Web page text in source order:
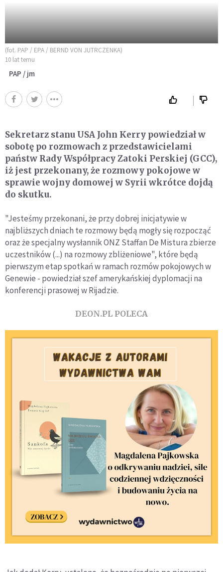
(fot. PAP / EPA / BERND VON JUTRCZENKA)
10 lat temu
PAP / jm
Sekretarz stanu USA John Kerry powiedział w
sobotę po rozmowach z przedstawicielami
państw Rady Współpracy Zatoki Perskiej (GCC),
iż jest przekonany, że rozmowy pokojowe w
sprawie wojny domowej w Syrii wkrótce dojdą
do skutku.
"Jesteśmy przekonani, że przy dobrej inicjatywie w
najbliższych dniach te rozmowy będą mogły się rozpocząć
oraz że specjalny wysłannik ONZ Staffan De Mistura zbierze
uczestników (...) na rozmowy zbliżeniowe", które będą
pierwszym etap spotkań w ramach rozmów pokojowych w
Genewie - powiedział szef amerykańskiej dyplomacji na
konferencji prasowej w Rijadzie.
DEON.PL POLECA